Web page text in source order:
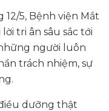
5, Bệnh viện Mắt
tri ân sâu sắc tới
người luôn
trách nhiệm, sự
dưỡng thật